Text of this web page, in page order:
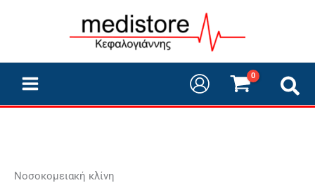
Νοσοκομειακή κλίνη
price:
high
to